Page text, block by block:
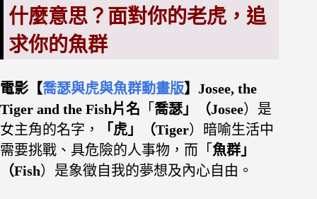
什麼意思？面對你的老虎，追
求你的魚群
電影【喬瑟與虎與魚群動畫版】 Josee, the
Tiger and the Fish片名 「 喬瑟」（Josee）是
女主角的名字，
「虎」（Tiger）暗喻生活中
需要挑戰、具危險的人事物，而「 魚群」
（Fish）是象徵自我的夢想及內心自由。